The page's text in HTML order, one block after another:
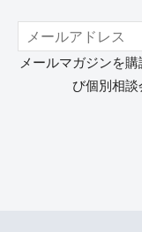
メールマガジンを
び個別相談